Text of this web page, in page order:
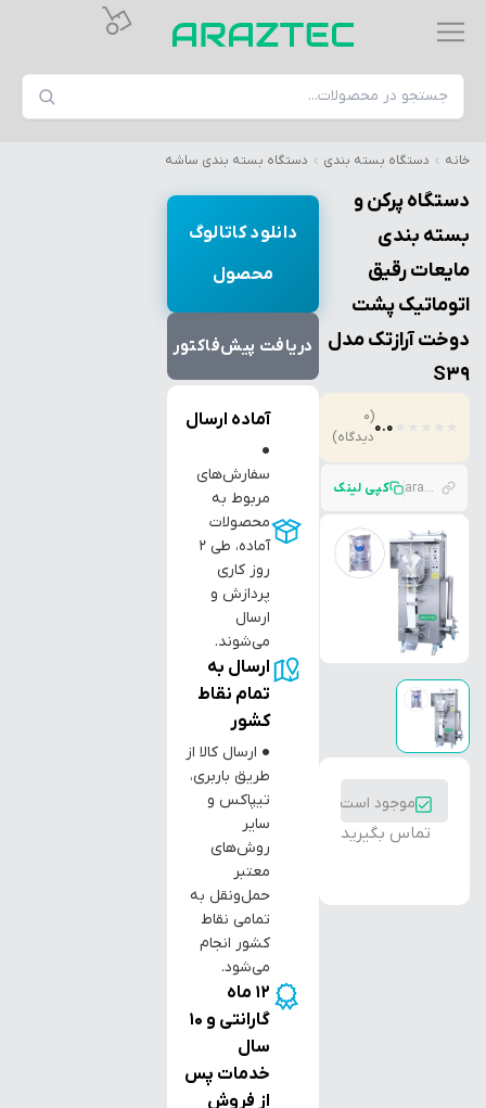
خانه دستگاه بسته بندی دستگاه بسته بندی ساشه
دستگاه پرکن و
بسته بندی
مایعات رقیق
اتوماتیک پشت
دوخت آرازتک مدل
S39
0.0
(0
دیدگاه)
araztec.com/p/%D8%AF%D8%B3%D8%AA%DA%AF%D8%A7%D9%87-%D9%BE%D8%B1%DA%A9%D9%86-%D9%88-%D8%A8%D8%B3%D8%AA%D9%87-%D8%A8%D9%86%D8%AF%DB%8C-%D9%85%D8%A7%DB%8C%D8%B9%D8%A7%D8%AA-%D8%B1%D9%82%DB%8C%D9%82-%D8%A7%D8%AA%D9%88 کپی لینک
موجود است
تماس بگیرید
آماده ارسال
●
سفارش‌های
مربوط به
محصولات
آماده، طی ۲
روز کاری
پردازش و
ارسال
می‌شوند.
ارسال به
تمام نقاط
کشور
● ارسال کالا از
طریق باربری،
تیپاکس و
سایر
روش‌های
معتبر
حمل‌ونقل به
تمامی نقاط
کشور انجام
می‌شود.
12 ماه
گارانتی و 10
سال
خدمات پس
از فروش
دانلود کاتالوگ
محصول
دریافت پیش‌فاکتور